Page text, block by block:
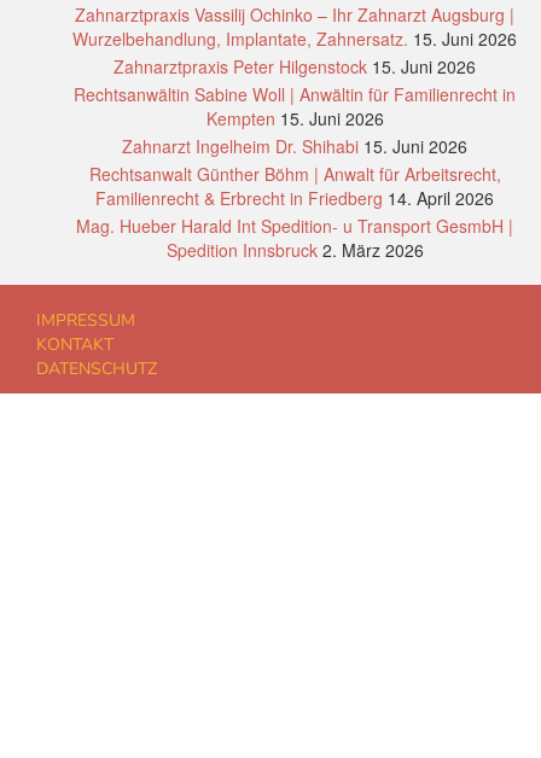
Zahnarztpraxis Vassilij Ochinko – Ihr Zahnarzt Augsburg |
Wurzelbehandlung, Implantate, Zahnersatz. 15. Juni 2026
Zahnarztpraxis Peter Hilgenstock 15. Juni 2026
Rechtsanwältin Sabine Woll | Anwältin für Familienrecht in
Kempten 15. Juni 2026
Zahnarzt Ingelheim Dr. Shihabi 15. Juni 2026
Rechtsanwalt Günther Böhm | Anwalt für Arbeitsrecht,
Familienrecht & Erbrecht in Friedberg 14. April 2026
Mag. Hueber Harald Int Spedition- u Transport GesmbH |
Spedition Innsbruck 2. März 2026
IMPRESSUM
KONTAKT
DATENSCHUTZ